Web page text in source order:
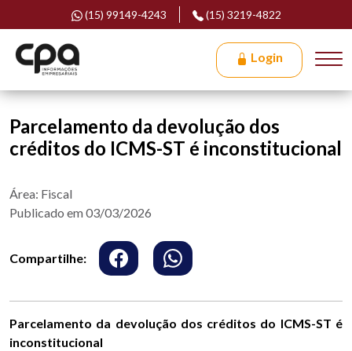
(15) 99149-4243 (15) 3219-4822
Login
Parcelamento da devolução dos
créditos do ICMS-ST é inconstitucional
Área: Fiscal
Publicado em 03/03/2026
Compartilhe:
Parcelamento da devolução dos créditos do ICMS-ST é
inconstitucional